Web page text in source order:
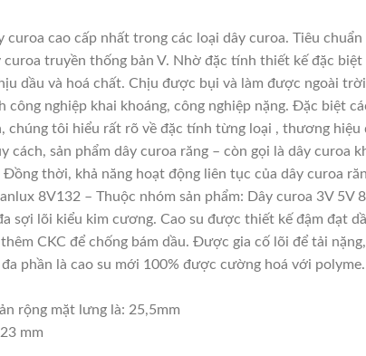
cao cấp nhất trong các loại dây curoa. Tiêu
truyền thống bản V. Nhờ đặc tính thiết kế đặc biệt
dầu và hoá chất. Chịu được bụi và làm được ngoài
nghiệp khai khoáng, công nghiệp nặng. Đặc biệt
chúng tôi hiểu rất rõ về đặc tính từng loại , thương
cách, sản phẩm dây curoa răng – còn gọi là dây curoa
thời, khả năng hoạt động liên tục của dây curoa
8V132 – Thuộc nhóm sản phẩm: Dây curoa 3V 5V
sợi lõi kiểu kim cương. Cao su được thiết kế đậm đạt
CKC để chống bám dầu. Được gia cố lõi để tải
phần là cao su mới 100% được cường hoá với polyme.
rộng mặt lưng là: 25,5mm
mm